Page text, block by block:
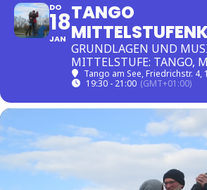
DO
18
JAN
TANGO
GRUNDLAGEN UND
MITTELSTUFE: TANGO,
Tango am See, Friedrichstr. 4,
19:30 - 21:00 (GMT+01:00)